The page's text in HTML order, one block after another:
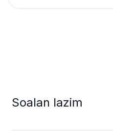
Soalan lazim